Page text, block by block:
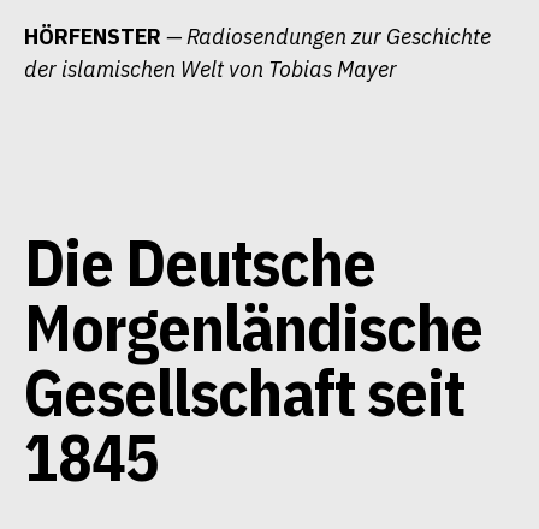
Inhalt
springen
HÖRFENSTER — Radiosendungen zur Geschichte
der islamischen Welt von Tobias Mayer
Die Deutsche
Morgenländische
Gesellschaft seit
1845